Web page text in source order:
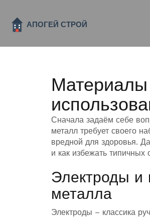
Материалы
Сначала задаём себе
металл требует своего
вредной для здоровья.
и как избежать типичных
Электроды и
металла
Электроды – классика